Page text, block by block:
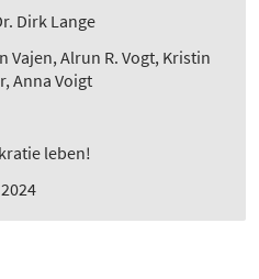
Dirk Lange
Vajen, Alrun R. Vogt, Kristin
Anna Voigt
leben!